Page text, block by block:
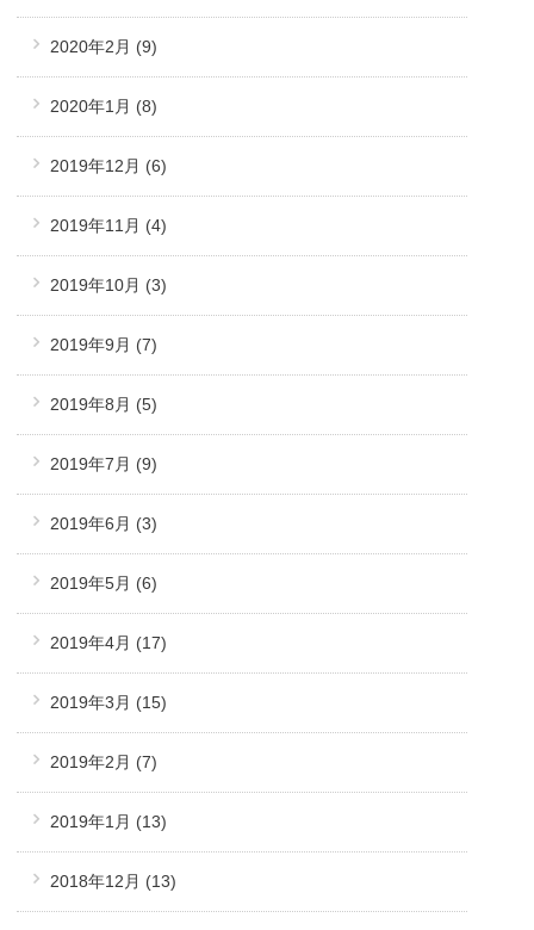
2020年2月 (9)
2020年1月 (8)
2019年12月 (6)
2019年11月 (4)
2019年10月 (3)
2019年9月 (7)
2019年8月 (5)
2019年7月 (9)
2019年6月 (3)
2019年5月 (6)
2019年4月 (17)
2019年3月 (15)
2019年2月 (7)
2019年1月 (13)
2018年12月 (13)